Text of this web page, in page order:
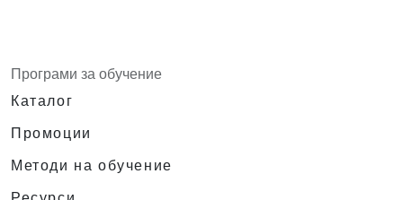
Програми за обучение
Каталог
Промоции
Методи на обучение